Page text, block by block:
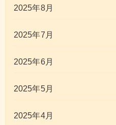
2025年8月
2025年7月
2025年6月
2025年5月
2025年4月